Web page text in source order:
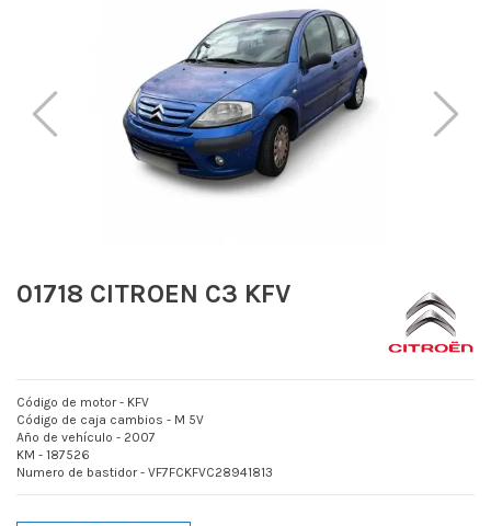
01718 CITROEN C3 KFV
Código de motor - KFV
Código de caja cambios - M 5V
Año de vehículo - 2007
KM - 187526
Numero de bastidor - VF7FCKFVC28941813